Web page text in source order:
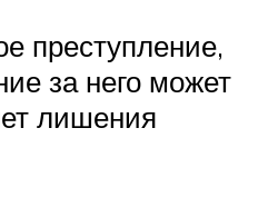
преступление,
за него может
лишения